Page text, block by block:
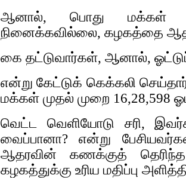
ஆனால், பொது மக்கள்
நினைக்கவில்லை, கழகத்தை
கை தட்டுவார்கள், ஆனால்,
என்று கேட்டுக் கெக்கலி
மக்கள் முதல் முறை 16,28,598
வெட்ட வெளியோடு சரி,
வைப்பானா? என்று
ஆதரவின் கணக்குத் தெரிந்த
கழகத்துக்கு உரிய மதிப்பு